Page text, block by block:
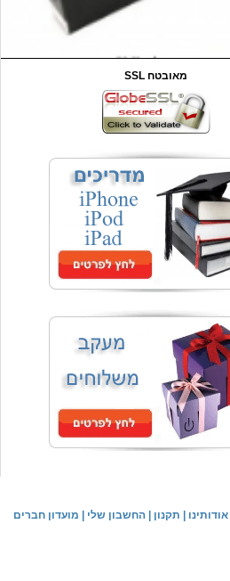
₪59.00
₪90.00 מחיר שוק
₪49.00 המחיר כולל משלוח :
כיסוי אחורי לאייפון 4/4S
₪59.00
המחיר שלך
משלוח חינם
שעון יד אופנתי
₪59.00
המחיר שלך
משלוח חינם
שעון יד לילדים \ הלו קיטי - לבן
₪44.00 המחיר שלך
SSL מאובטח
מועדון חברים החשבון שלי תקנון